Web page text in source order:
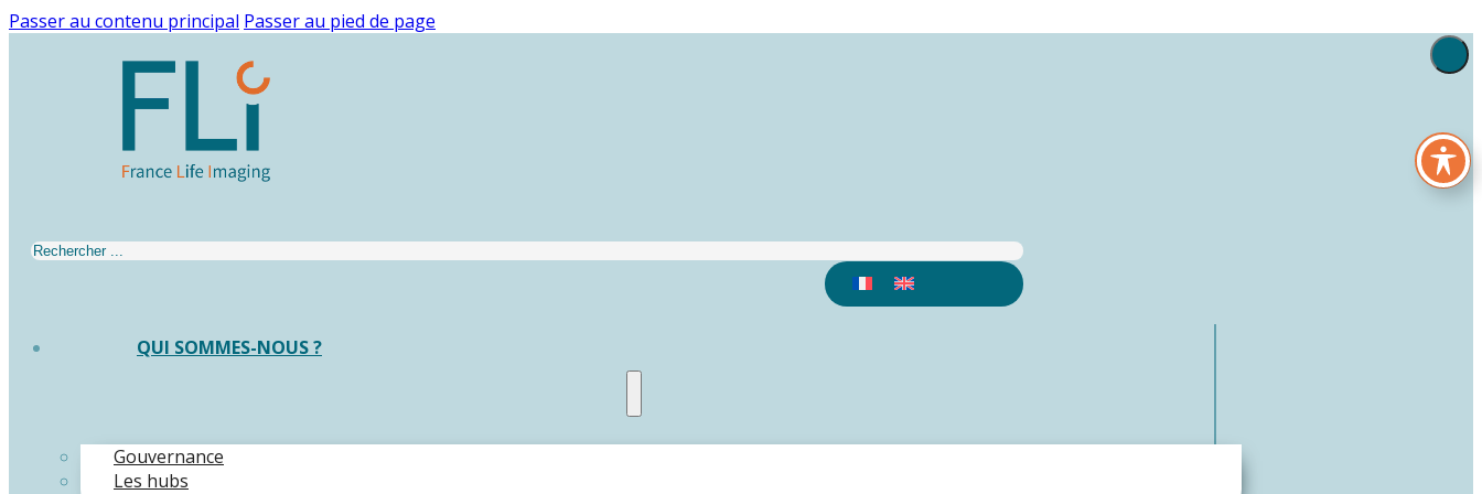
Passer au contenu principal Passer au pied de page
Rechercher
QUI SOMMES-NOUS ?
Gouvernance
Les hubs